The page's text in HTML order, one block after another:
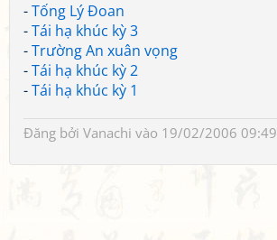
-Tống Lý Đoan
-Tái hạ khúc kỳ 3
-Trường An xuân vọng
-Tái hạ khúc kỳ 2
-Tái hạ khúc kỳ 1
Đăng bởi Vanachi vào 19/02/2006 09:49